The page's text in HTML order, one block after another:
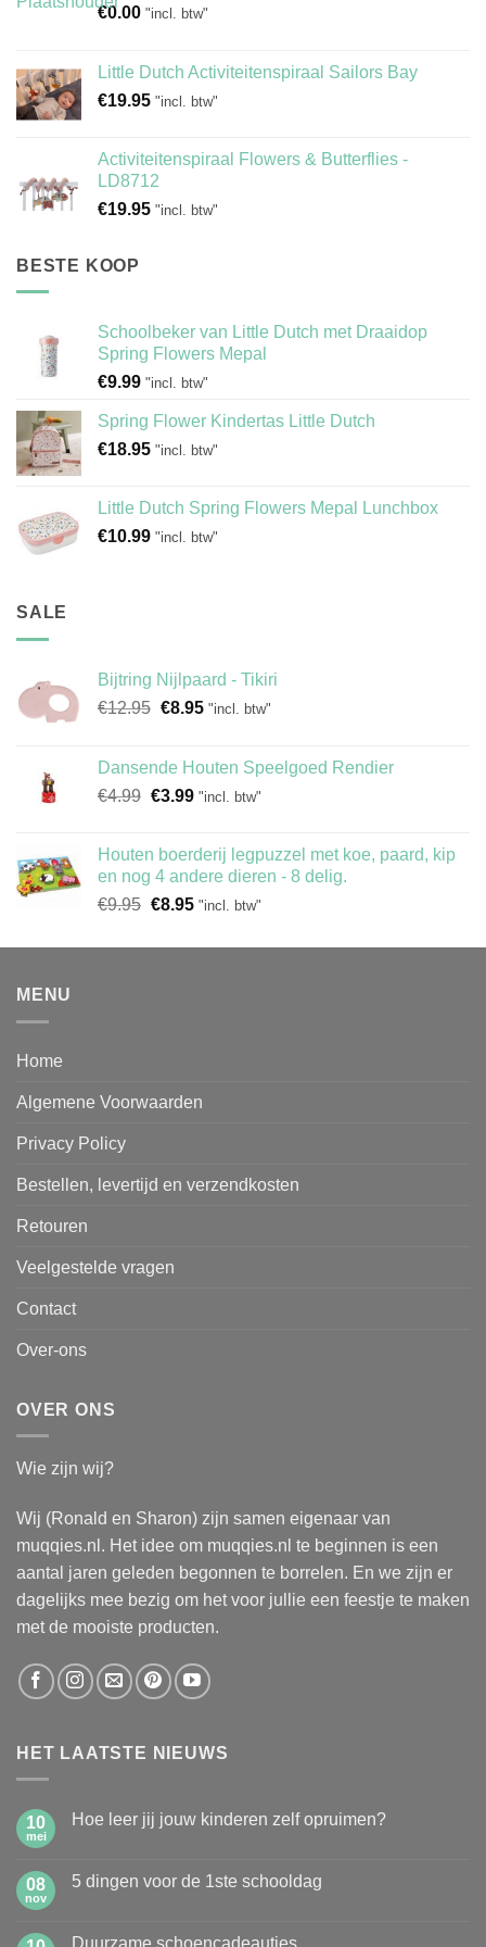
€0.00 "incl. btw"
Little Dutch Activiteitenspiraal Sailors Bay
€19.95 "incl. btw"
Activiteitenspiraal Flowers & Butterflies -
LD8712
€19.95 "incl. btw"
BESTE KOOP
Schoolbeker van Little Dutch met Draaidop
Spring Flowers Mepal
€9.99 "incl. btw"
Spring Flower Kindertas Little Dutch
€18.95 "incl. btw"
Little Dutch Spring Flowers Mepal Lunchbox
€10.99 "incl. btw"
SALE
Bijtring Nijlpaard - Tikiri
€12.95 Oorspronkelijke
€12.95.
€8.95Huidige
€8.95.
"incl. btw"
Dansende Houten Speelgoed Rendier
€4.99 Oorspronkelijke
€4.99.
€3.99Huidige
€3.99.
"incl. btw"
Houten boerderij legpuzzel met koe, paard, kip
en nog 4 andere dieren - 8 delig.
€9.95 Oorspronkelijke
was:
€8.95Huidige
is:
"incl. btw"
MENU
Home
Algemene Voorwaarden
Privacy Policy
Bestellen, levertijd en verzendkosten
Retouren
Veelgestelde vragen
Contact
Over-ons
OVER ONS
Wie zijn wij?
Wij (Ronald en Sharon) zijn samen eigenaar van
muqqies.nl. Het idee om muqqies.nl te beginnen is een
aantal jaren geleden begonnen te borrelen. En we zijn er
dagelijks mee bezig om het voor jullie een feestje te maken
met de mooiste producten.
HET LAATSTE NIEUWS
10
mei
Hoe leer jij jouw kinderen zelf opruimen?
Hoe
kinderen
08
nov
5 dingen voor de 1ste schooldag